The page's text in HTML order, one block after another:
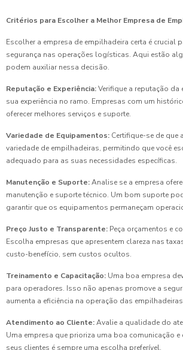
Critérios para Escolher a Melhor Empresa de
Escolher a empresa de empilhadeira certa é crucial
segurança nas operações logísticas. Aqui estão
podem auxiliar nessa decisão.
Reputação e Experiência:Verifique a reputação da
sua experiência no ramo. Empresas com um
oferecer melhores serviços e suporte.
Variedade de Equipamentos: Certifique-se de que
variedade de empilhadeiras, permitindo que você
adequado para as suas necessidades específicas.
Manutenção e Suporte:Analise se a empresa
manutenção e suporte técnico. Um bom suporte
garantir que os equipamentos permaneçam
Preço Justo e Transparente: Peça orçamentos e
Escolha empresas que apresentem clareza nas
custo-benefício, sem custos ocultos.
Treinamento e Capacitação: Uma boa empresa
para operadores. Isso não apenas promove a
aumenta a eficiência na operação das
Atendimento ao Cliente:Avalie a qualidade do
Uma empresa que prioriza uma boa comunicação
seus clientes é sempre uma escolha preferível.